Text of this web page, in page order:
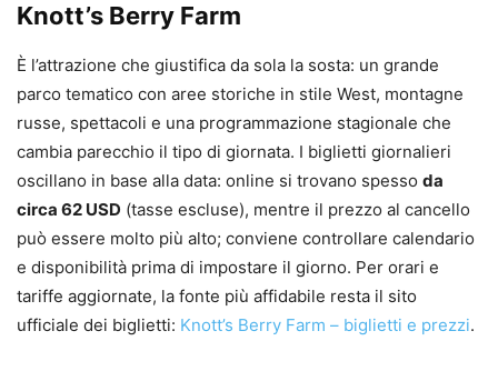
Knott’s Berry Farm
È l’attrazione che giustifica da sola la sosta: un grande
parco tematico con aree storiche in stile West, montagne
russe, spettacoli e una programmazione stagionale che
cambia parecchio il tipo di giornata. I biglietti giornalieri
oscillano in base alla data: online si trovano spesso da
circa 62 USD (tasse escluse), mentre il prezzo al cancello
può essere molto più alto; conviene controllare calendario
e disponibilità prima di impostare il giorno. Per orari e
tariffe aggiornate, la fonte più affidabile resta il sito
ufficiale dei biglietti: Knott’s Berry Farm – biglietti e prezzi.